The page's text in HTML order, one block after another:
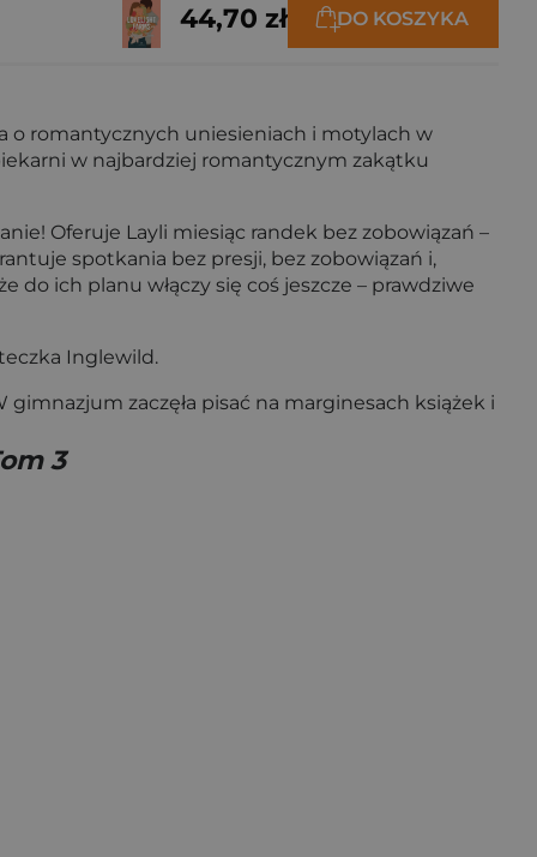
44,70 zł DO KOSZYKA
o romantycznych uniesieniach i motylach w
w najbardziej romantycznym zakątku
Oferuje Layli miesiąc randek bez zobowiązań –
spotkania bez presji, bez zobowiązań i,
do ich planu włączy się coś jeszcze – prawdziwe
Inglewild.
zaczęła pisać na marginesach książek i
3